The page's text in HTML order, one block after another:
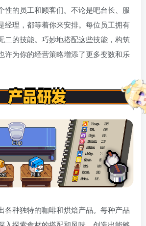
性的员工和顾客们。不论是吧台长、服
经理，都等着你来安排。每位员工拥有
二的技能。巧妙地搭配这些技能，构筑
许为你的经营策略增添了更多变数和乐
各种独特的咖啡和烘焙产品。每种产品